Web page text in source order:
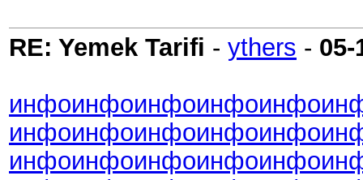
RE: Yemek Tarifi - ythers - 05-
инфоинфоинфоинфоинфо
инфоинфоинфоинфоинфо
инфоинфоинфоинфоинфо